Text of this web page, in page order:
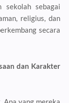
sekolah sebagai
religius, dan
secara
dan Karakter